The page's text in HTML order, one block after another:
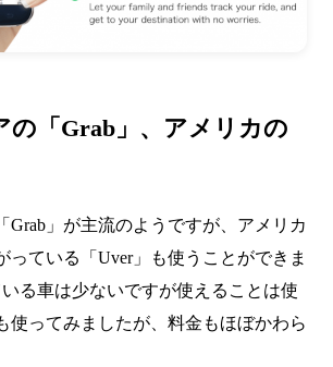
の「Grab」、アメリカの
Grab」が主流のようですが、アメリカ
っている「Uver」も使うことができま
る車は少ないですが使えることは使
使ってみましたが、料金もほぼかわら